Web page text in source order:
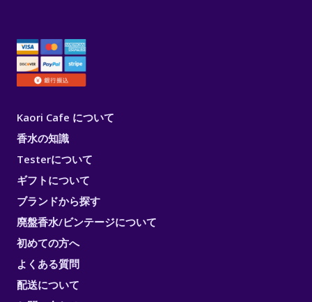
Kaori Cafe について
香水の知識
Testerについて
ギフトについて
ブランドから探す
廃盤香水/ビンテージについて
初めての方へ
よくある質問
配送について